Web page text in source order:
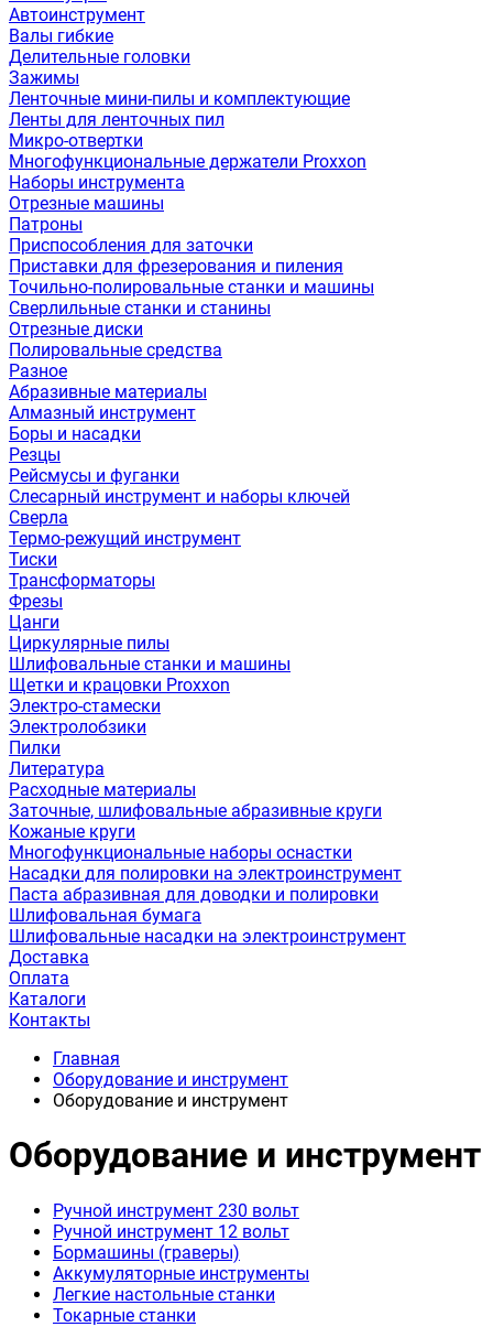
Автоинструмент
Валы гибкие
Делительные головки
Зажимы
Ленточные мини-пилы и комплектующие
Ленты для ленточных пил
Микро-отвертки
Многофункциональные держатели Proxxon
Наборы инструмента
Отрезные машины
Патроны
Приспособления для заточки
Приставки для фрезерования и пиления
Точильно-полировальные станки и машины
Сверлильные станки и станины
Отрезные диски
Полировальные средства
Разное
Абразивные материалы
Алмазный инструмент
Боры и насадки
Резцы
Рейсмусы и фуганки
Слесарный инструмент и наборы ключей
Сверла
Термо-режущий инструмент
Тиски
Трансформаторы
Фрезы
Цанги
Циркулярные пилы
Шлифовальные станки и машины
Щетки и крацовки Proxxon
Электро-стамески
Электролобзики
Пилки
Литература
Расходные материалы
Заточные, шлифовальные абразивные круги
Кожаные круги
Многофункциональные наборы оснастки
Насадки для полировки на электроинструмент
Паста абразивная для доводки и полировки
Шлифовальная бумага
Шлифовальные насадки на электроинструмент
Доставка
Оплата
Каталоги
Контакты
Главная
Оборудование и инструмент
Оборудование и инструмент
Оборудование и инструмент
Ручной инструмент 230 вольт
Ручной инструмент 12 вольт
Бормашины (граверы)
Аккумуляторные инструменты
Легкие настольные станки
Токарные станки